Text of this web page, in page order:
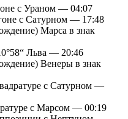
с Ураном — 04:07
с Сатурном — 17:48
Марса в знак
Льва — 20:46
Венеры в знак
с Сатурном —
с Марсом — 00:19